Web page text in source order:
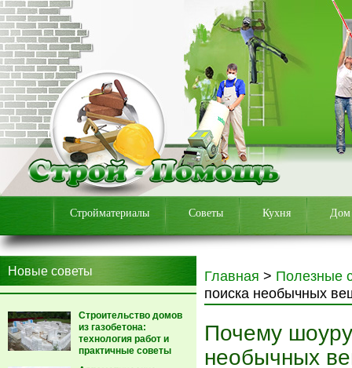
Стройматериалы Советы Кухня Дом
Новые советы
Строительство домов
из газобетона:
технология работ и
практичные советы
Главная > Полезные
поиска необычных
Почему
необычных